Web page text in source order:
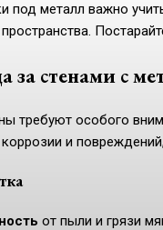
под металл важно
за стенами с
требуют особого
и
от пыли и грязи